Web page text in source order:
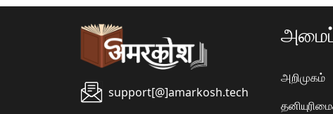
support[@]amarkosh.tech
அறிமுகம்